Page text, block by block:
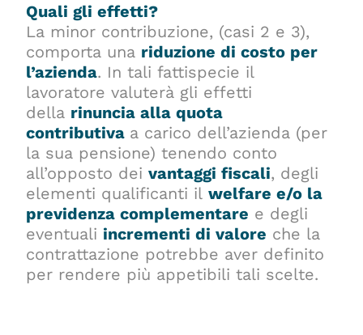
Quali gli effetti?
La minor contribuzione, (casi 2 e 3),
comporta una riduzione di costo per
l’azienda. In tali fattispecie il
lavoratore valuterà gli effetti
della rinuncia alla quota
contributiva a carico dell’azienda (per
la sua pensione) tenendo conto
all’opposto deivantaggi fiscali, degli
elementi qualificanti ilwelfare e/o la
previdenza complementare e degli
eventuali incrementi di valore che la
contrattazione potrebbe aver definito
per rendere più appetibili tali scelte.